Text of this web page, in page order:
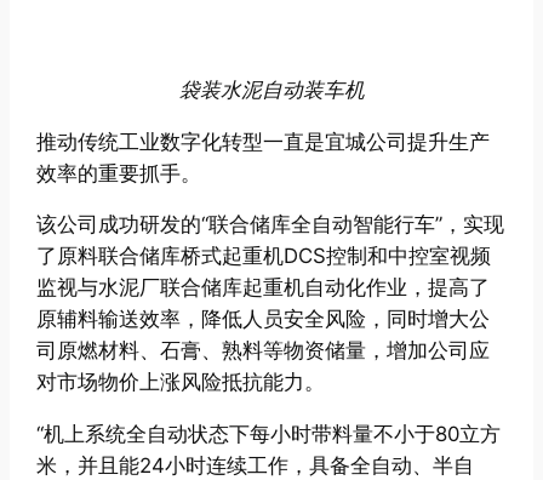
袋装水泥自动装车机
推动传统工业数字化转型一直是宜城公司提升生产
效率的重要抓手。
该公司成功研发的“联合储库全自动智能行车”，实现
了原料联合储库桥式起重机DCS控制和中控室视频
监视与水泥厂联合储库起重机自动化作业，提高了
原辅料输送效率，降低人员安全风险，同时增大公
司原燃材料、石膏、熟料等物资储量，增加公司应
对市场物价上涨风险抵抗能力。
“机上系统全自动状态下每小时带料量不小于80立方
米，并且能24小时连续工作，具备全自动、半自